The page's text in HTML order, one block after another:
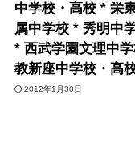
中学校・高校 * 栄
属中学校 * 秀明中
* 西武学園文理中
教新座中学校・高
2012年1月30日